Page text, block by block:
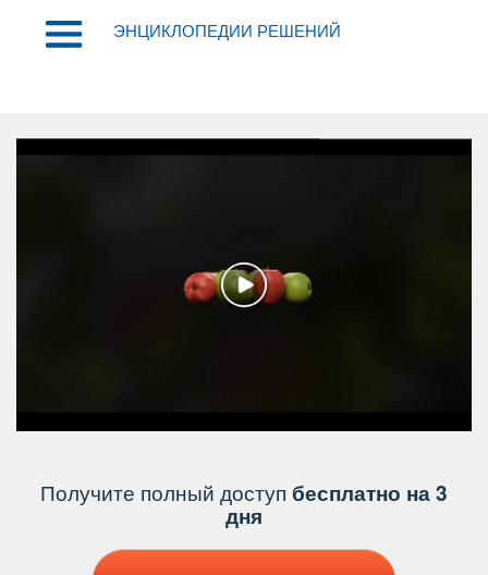
ЭНЦИКЛОПЕДИИ РЕШЕНИЙ
Получите полный доступ есплатно на 3
дня